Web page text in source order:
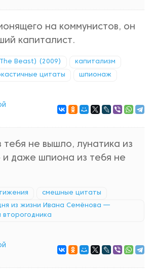
на коммунистов, он
капиталист.
Beast) (2009) капитализм
цитаты шпионаж
тебя не вышло, лунатика из
и даже шпиона из тебя не
смешные цитаты
из жизни Ивана Семёнова —
второгодника